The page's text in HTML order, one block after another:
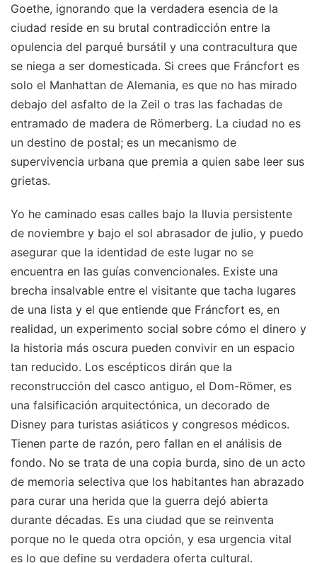
Goethe, ignorando que la verdadera esencia de la
ciudad reside en su brutal contradicción entre la
opulencia del parqué bursátil y una contracultura que
se niega a ser domesticada. Si crees que Fráncfort es
solo el Manhattan de Alemania, es que no has mirado
debajo del asfalto de la Zeil o tras las fachadas de
entramado de madera de Römerberg. La ciudad no es
un destino de postal; es un mecanismo de
supervivencia urbana que premia a quien sabe leer sus
grietas.
Yo he caminado esas calles bajo la lluvia persistente
de noviembre y bajo el sol abrasador de julio, y puedo
asegurar que la identidad de este lugar no se
encuentra en las guías convencionales. Existe una
brecha insalvable entre el visitante que tacha lugares
de una lista y el que entiende que Fráncfort es, en
realidad, un experimento social sobre cómo el dinero y
la historia más oscura pueden convivir en un espacio
tan reducido. Los escépticos dirán que la
reconstrucción del casco antiguo, el Dom-Römer, es
una falsificación arquitectónica, un decorado de
Disney para turistas asiáticos y congresos médicos.
Tienen parte de razón, pero fallan en el análisis de
fondo. No se trata de una copia burda, sino de un acto
de memoria selectiva que los habitantes han abrazado
para curar una herida que la guerra dejó abierta
durante décadas. Es una ciudad que se reinventa
porque no le queda otra opción, y esa urgencia vital
es lo que define su verdadera oferta cultural.